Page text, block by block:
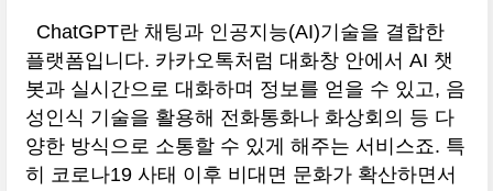
ChatGPT란 채팅과 인공지능(AI)기술을 결합한
플랫폼입니다. 카카오톡처럼 대화창 안에서 AI 챗
봇과 실시간으로 대화하며 정보를 얻을 수 있고, 음
성인식 기술을 활용해 전화통화나 화상회의 등 다
양한 방식으로 소통할 수 있게 해주는 서비스죠. 특
히 코로나19 사태 이후 비대면 문화가 확산하면서